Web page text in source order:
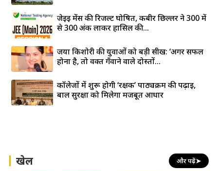
जेईई मेंस की रिजल्ट घोषित, कबीर छिल्लर ने 300 में
से 300 अंक लाकर हासिल की...
जया किशोरी की युवाओं को बड़ी सीख: ‘अगर सफल
होना है, तो वक्त गँवाने वाले दोस्तों...
कॉलेजों में शुरू होगी ‘रक्षक’ पाठ्यक्रम की पढ़ाई,
बाल सुरक्षा को मिलेगा मजबूत आधार
खेल और पढ़ें➤